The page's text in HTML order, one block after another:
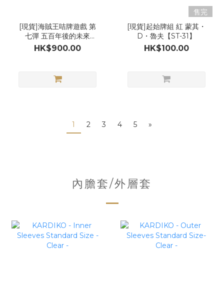
[現貨]海賊王咭牌遊戲 第
七彈 五百年後的未來
[OP-07][原盒]
HK$900.00
售完
[現貨]起始牌組 紅 蒙其・
D・魯夫【ST-31】
HK$100.00
1 2 3 4 5 »
內膽套/外層套